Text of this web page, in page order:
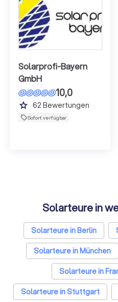
Solarprofi-Bayern
GmbH
10,0
grade 62 Bewertungen
Sofort verfügbar
Solarteure in
Solarteure in Berlin
Solarteure in München
Solarteure in
Solarteure in Stuttgart